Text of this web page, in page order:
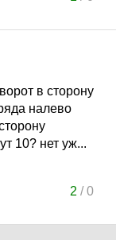
в сторону
налево
10? нет уж...
2 /0